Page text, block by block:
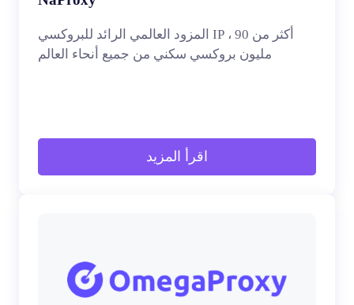
المزود العالمي الرائد للبروكسي IP ، أكثر من 90
مليون بروكسي سكني من جميع أنحاء العالم
اقرأ المزيد